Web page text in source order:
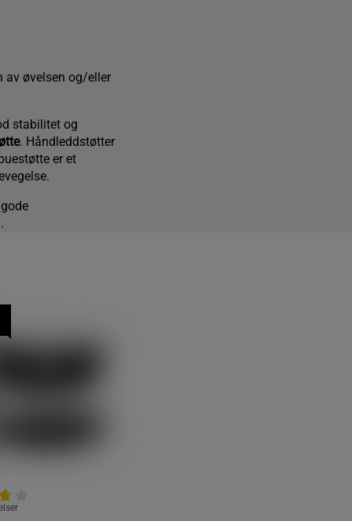
av øvelsen og/eller
stabilitet og
. Håndleddstøtter
er et